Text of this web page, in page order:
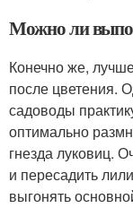
Можно ли
Конечно же,
после цветения.
садоводы
оптимально
гнезда луковиц.
и пересадить
выгонять